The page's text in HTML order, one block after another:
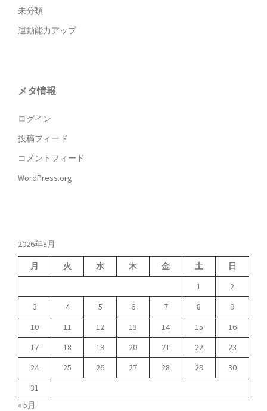
未分類
運動能力アップ
メタ情報
ログイン
投稿フィード
コメントフィード
WordPress.org
2026年8月
月 火 水 木 金 土
日
1
2
3
4 5 6 7 8
9
10
11 12 13 14 15
16
17
18 19 20 21 22
23
24
25 26 27 28 29
30
31
« 5月